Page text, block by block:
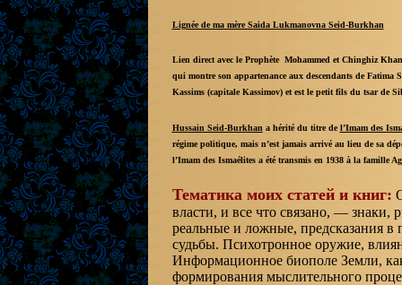
Lignée de ma mère Saida Lukmanovna Seid-Burkhan
Lien direct avec le Prophète Mohammed et Chinghiz
qui montre son appartenance aux descendants de
Kassims (capitale Kassimov) et est le petit fils du tsar de
Hussain Seid-Burkhan a hérité du titre del’Imam des
régime politique, mais n’est jamais arrivé au lieu de sa
l’Imam des Ismaélites a été transmis en 1938 à la famille
Тематика моих статей и книг:
власти, и все что связано, — знаки,
реальные и ложные, предсказания в
судьбы. Психотронное оружие,
Информационное биополе Земли,
формирования мыслительного